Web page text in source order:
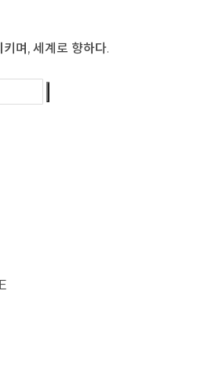
키며, 세계로 향하다.